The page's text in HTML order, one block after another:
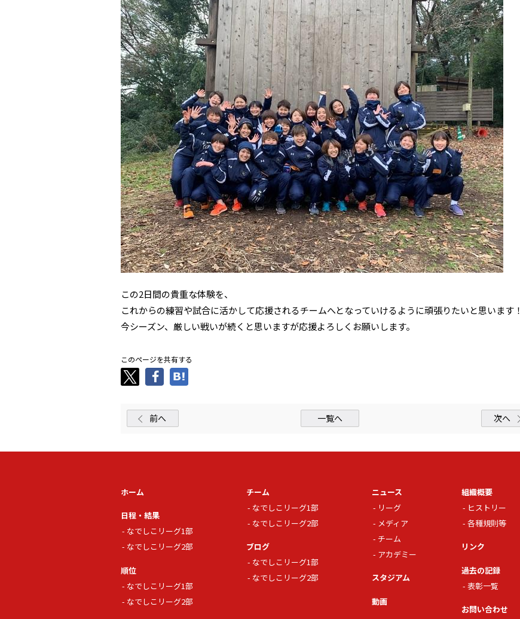
この2日間の貴重な体験を、
これからの練習や試合に活かして応援されるチームへとなっていけるように頑張りたいと思います！
今シーズン、厳しい戦いが続くと思いますが応援よろしくお願いします。
このページを共有する
前へ 一覧へ 次へ
ホーム
日程・結果
なでしこリーグ1部
なでしこリーグ2部
順位
なでしこリーグ1部
なでしこリーグ2部
チーム
なでしこリーグ1部
なでしこリーグ2部
ブログ
なでしこリーグ1部
なでしこリーグ2部
ニュース
リーグ
メディア
チーム
アカデミー
スタジアム
動画
組織概要
ヒストリー
各種規則等
リンク
過去の記録
表彰一覧
お問い合わせ